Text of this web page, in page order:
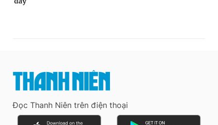
Đọc Thanh Niên trên điện thoại